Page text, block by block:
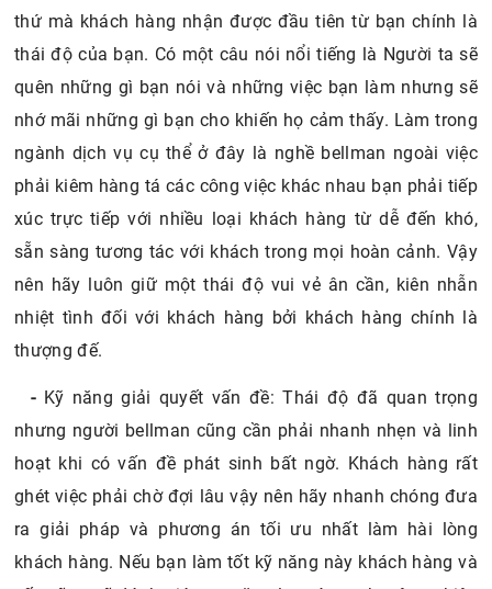
thứ mà khách hàng nhận được đầu tiên từ bạn chính là
thái độ của bạn. Có một câu nói nổi tiếng là Người ta sẽ
quên những gì bạn nói và những việc bạn làm nhưng sẽ
nhớ mãi những gì bạn cho khiến họ cảm thấy. Làm trong
ngành dịch vụ cụ thể ở đây là nghề bellman ngoài việc
phải kiêm hàng tá các công việc khác nhau bạn phải tiếp
xúc trực tiếp với nhiều loại khách hàng từ dễ đến khó,
sẵn sàng tương tác với khách trong mọi hoàn cảnh. Vậy
nên hãy luôn giữ một thái độ vui vẻ ân cần, kiên nhẫn
nhiệt tình đối với khách hàng bởi khách hàng chính là
thượng đế.
- Kỹ năng giải quyết vấn đề: Thái độ đã quan trọng
nhưng người bellman cũng cần phải nhanh nhẹn và linh
hoạt khi có vấn đề phát sinh bất ngờ. Khách hàng rất
ghét việc phải chờ đợi lâu vậy nên hãy nhanh chóng đưa
ra giải pháp và phương án tối ưu nhất làm hài lòng
khách hàng. Nếu bạn làm tốt kỹ năng này khách hàng và